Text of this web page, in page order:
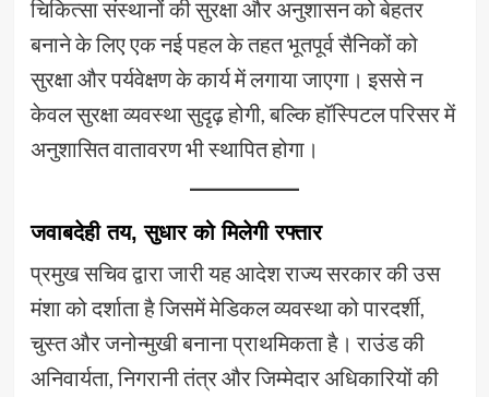
चिकित्सा संस्थानों की सुरक्षा और अनुशासन को बेहतर
बनाने के लिए एक नई पहल के तहत भूतपूर्व सैनिकों को
सुरक्षा और पर्यवेक्षण के कार्य में लगाया जाएगा। इससे न
केवल सुरक्षा व्यवस्था सुदृढ़ होगी, बल्कि हॉस्पिटल परिसर में
अनुशासित वातावरण भी स्थापित होगा।
जवाबदेही तय, सुधार को मिलेगी रफ्तार
प्रमुख सचिव द्वारा जारी यह आदेश राज्य सरकार की उस
मंशा को दर्शाता है जिसमें मेडिकल व्यवस्था को पारदर्शी,
चुस्त और जनोन्मुखी बनाना प्राथमिकता है। राउंड की
अनिवार्यता, निगरानी तंत्र और जिम्मेदार अधिकारियों की